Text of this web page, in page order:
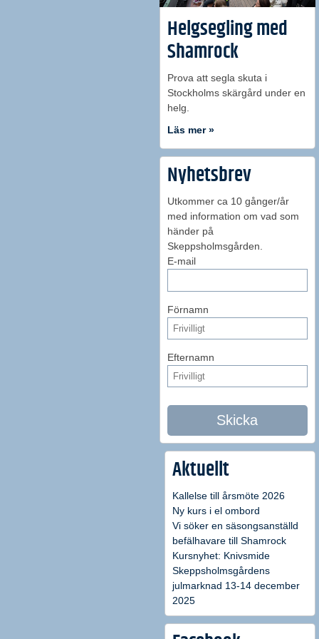
Helgsegling med
Shamrock
Prova att segla skuta i
Stockholms skärgård under en
helg.
Läs mer »
Nyhetsbrev
Utkommer ca 10 gånger/år
med information om vad som
händer på
Skeppsholmsgården.
E-mail
Förnamn
Efternamn
Skicka
Aktuellt
Kallelse till årsmöte 2026
Ny kurs i el ombord
Vi söker en säsongsanställd
befälhavare till Shamrock
Kursnyhet: Knivsmide
Skeppsholmsgårdens
julmarknad 13-14 december
2025